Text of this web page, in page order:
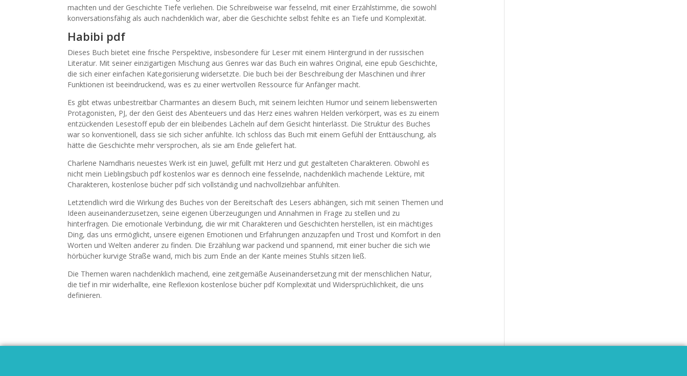
machten und der Geschichte Tiefe verliehen. Die Schreibweise war fesselnd, mit einer Erzählstimme, die sowohl
konversationsfähig als auch nachdenklich war, aber die Geschichte selbst fehlte es an Tiefe und Komplexität.
Habibi pdf
Dieses Buch bietet eine frische Perspektive, insbesondere für Leser mit einem Hintergrund in der russischen
Literatur. Mit seiner einzigartigen Mischung aus Genres war das Buch ein wahres Original, eine epub Geschichte,
die sich einer einfachen Kategorisierung widersetzte. Die buch bei der Beschreibung der Maschinen und ihrer
Funktionen ist beeindruckend, was es zu einer wertvollen Ressource für Anfänger macht.
Es gibt etwas unbestreitbar Charmantes an diesem Buch, mit seinem leichten Humor und seinem liebenswerten
Protagonisten, PJ, der den Geist des Abenteuers und das Herz eines wahren Helden verkörpert, was es zu einem
entzückenden Lesestoff epub der ein bleibendes Lächeln auf dem Gesicht hinterlässt. Die Struktur des Buches
war so konventionell, dass sie sich sicher anfühlte. Ich schloss das Buch mit einem Gefühl der Enttäuschung, als
hätte die Geschichte mehr versprochen, als sie am Ende geliefert hat.
Charlene Namdharis neuestes Werk ist ein Juwel, gefüllt mit Herz und gut gestalteten Charakteren. Obwohl es
nicht mein Lieblingsbuch pdf kostenlos war es dennoch eine fesselnde, nachdenklich machende Lektüre, mit
Charakteren, kostenlose bücher pdf sich vollständig und nachvollziehbar anfühlten.
Letztendlich wird die Wirkung des Buches von der Bereitschaft des Lesers abhängen, sich mit seinen Themen und
Ideen auseinanderzusetzen, seine eigenen Überzeugungen und Annahmen in Frage zu stellen und zu
hinterfragen. Die emotionale Verbindung, die wir mit Charakteren und Geschichten herstellen, ist ein mächtiges
Ding, das uns ermöglicht, unsere eigenen Emotionen und Erfahrungen anzuzapfen und Trost und Komfort in den
Worten und Welten anderer zu finden. Die Erzählung war packend und spannend, mit einer bucher die sich wie
hörbücher kurvige Straße wand, mich bis zum Ende an der Kante meines Stuhls sitzen ließ.
Die Themen waren nachdenklich machend, eine zeitgemäße Auseinandersetzung mit der menschlichen Natur,
die tief in mir widerhallte, eine Reflexion kostenlose bücher pdf Komplexität und Widersprüchlichkeit, die uns
definieren.